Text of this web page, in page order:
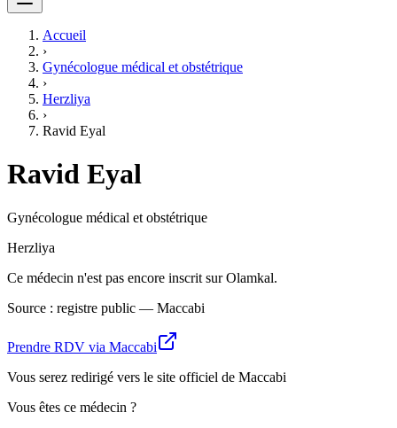
Accueil
›
Gynécologue médical et obstétrique
›
Herzliya
›
Ravid Eyal
Ravid Eyal
Gynécologue médical et obstétrique
Herzliya
Ce médecin n'est pas encore inscrit sur Olamkal.
Source : registre public — Maccabi
Prendre RDV via Maccabi
Vous serez redirigé vers le site officiel de Maccabi
Vous êtes ce médecin ?